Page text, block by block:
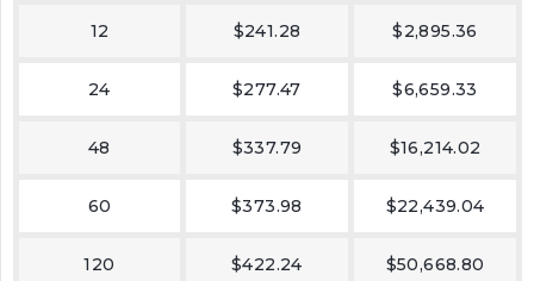
12 $241.28 $2,895.36
24 $277.47 $6,659.33
48 $337.79 $16,214.02
60 $373.98 $22,439.04
120 $422.24 $50,668.80